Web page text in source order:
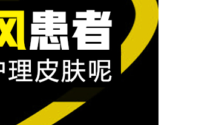
毛春光主任擅